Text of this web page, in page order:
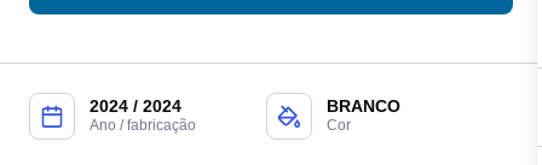
2024 / 2024
Ano / fabricação
BRANCO
Cor